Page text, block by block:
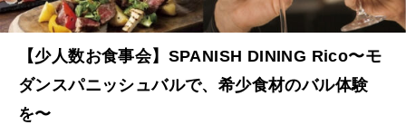
【少人数お食事会】SPANISH DINING Rico〜モ
ダンスパニッシュバルで、希少食材のバル体験
を〜